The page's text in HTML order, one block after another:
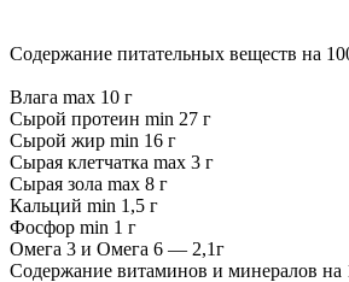
Содержание питательных веществ на
Влага max 10 г
Сырой протеин min 27 г
Сырой жир min 16 г
Сырая клетчатка max 3 г
Сырая зола max 8 г
Кальций min 1,5 г
Фосфор min 1 г
Омега 3 и Омега 6 — 2,1г
Содержание витаминов и минералов на